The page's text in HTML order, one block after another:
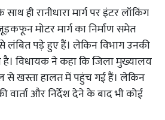
साथ ही रानीधारा मार्ग पर इंटर लॉकिंग
मोटर मार्ग का निर्माण समेत
पड़े हुए हैं। लेकिन विभाग उनकी
है। विधायक ने कहा कि जिला मुख्यालय
से खस्ता हालत में पहुंच गई हैं। लेकिन
वार्ता और निर्देश देने के बाद भी कोई